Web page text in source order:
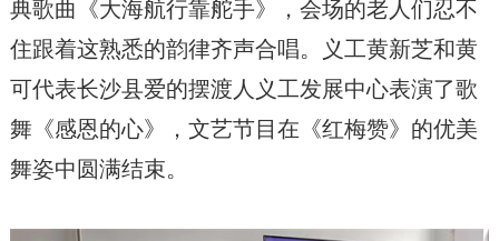
典歌曲《大海航行靠舵手》，会场的老人们忍不
住跟着这熟悉的韵律齐声合唱。义工黄新芝和黄
可代表长沙县爱的摆渡人义工发展中心表演了歌
舞《感恩的心》，文艺节目在《红梅赞》的优美
舞姿中圆满结束。